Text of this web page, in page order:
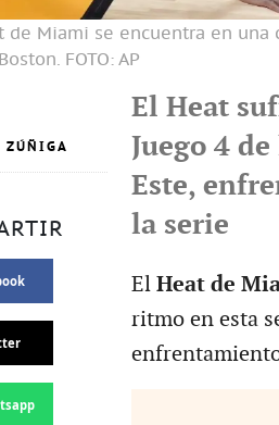
de Miami se encuentra en
FOTO: AP
ZÚÑIGA
El Heat
Juego 4
Este,
la serie
El Heat de
ritmo en esta